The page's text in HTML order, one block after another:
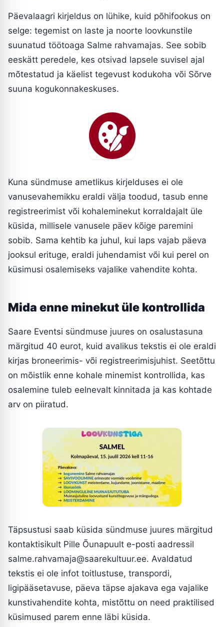
Päevalaagri kirjeldus on lühike, kuid põhifookus on
selge: tegemist on laste ja noorte loovkunstile
suunatud töötoaga Salme rahvamajas. See sobib
eeskätt peredele, kes otsivad lapsele suvisel ajal
mõtestatud ja käelist tegevust kodukoha või Sõrve
suuna kogukonnakeskuses.
Kuna sündmuse ametlikus kirjelduses ei ole
vanusevahemikku eraldi välja toodud, tasub enne
registreerimist või kohaleminekut korraldajalt üle
küsida, millisele vanusele päev kõige paremini
sobib. Sama kehtib ka juhul, kui laps vajab päeva
jooksul erituge, eraldi juhendamist või kui perel on
küsimusi osalemiseks vajalike vahendite kohta.
Mida enne minekut üle kontrollida
Saare Eventsi sündmuse juures on osalustasuna
märgitud 40 eurot, kuid avalikus tekstis ei ole eraldi
kirjas broneerimis- või registreerimisjuhist. Seetõttu
on mõistlik enne kohale minemist kontrollida, kas
osalemine tuleb eelnevalt kinnitada ja kas kohtade
arv on piiratud.
Täpsustusi saab küsida sündmuse juures märgitud
kontaktisikult Pille Õunapuult e-posti aadressil
salme.rahvamaja@saarekultuur.ee. Avaldatud
tekstis ei ole infot toitlustuse, transpordi,
ligipääsetavuse, päeva täpse ajakava ega vajalike
kunstivahendite kohta, mistõttu on need praktilised
küsimused parem enne läbi küsida.